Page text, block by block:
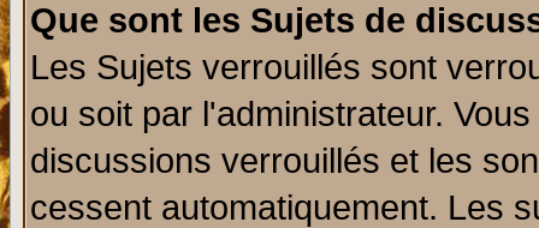
Que sont les Sujets de
Les Sujets verrouillés sont
ou soit par l'administrateur.
discussions verrouillés et les
cessent automatiquement. Les